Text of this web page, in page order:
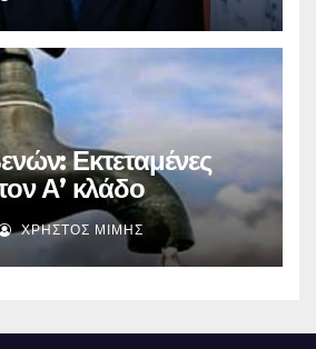
Εκτεταμένες
Α’ κλάδο
περιοχές
την Πέμπτη
ΧΡΉΣΤΟΣ ΜΊΜΗΣ